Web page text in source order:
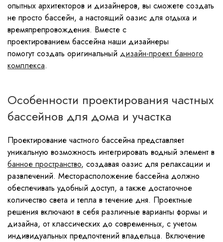
опытных архитекторов и дизайнеров, вы сможете создать
не просто бассейн, а настоящий оазис для отдыха и
времяпрепровождения. Вместе с
проектированием бассейна наши дизайнеры
помогут создать оригинальный дизайн-проект банного
комплекса.
Особенности проектирования частных
бассейнов для дома и участка
Проектирование частного бассейна представляет
уникальную возможность интегрировать водный элемент в
банное пространство, создавая оазис для релаксации и
развлечений. Месторасположение бассейна должно
обеспечивать удобный доступ, а также достаточное
количество света и тепла в течение дня. Проектные
решения включают в себя различные варианты формы и
дизайна, от классических до современных, с учетом
индивидуальных предпочтений владельца. Включение